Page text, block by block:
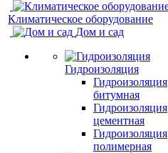
Климатическое оборудование
Дом и сад
Гидроизоляция
Гидроизоляция
битумная
Гидроизоляция
цементная
Гидроизоляция
полимерная